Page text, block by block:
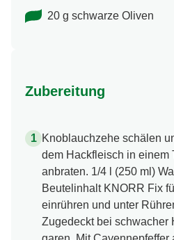
20 g schwarze Oliven
Zubereitung
Knoblauchzehe schälen
dem Hackfleisch in einem
anbraten. 1/4 l (250 ml)
Beutelinhalt KNORR Fix
einrühren und unter
Zugedeckt bei schwacher